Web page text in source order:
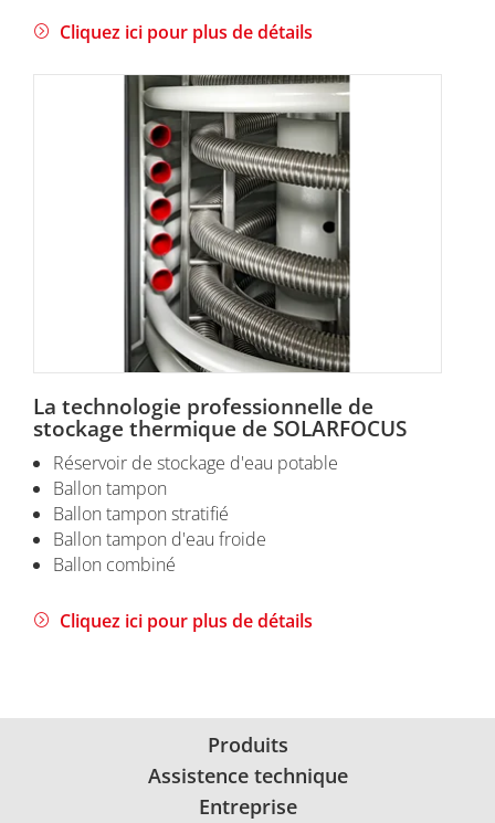
Cliquez ici pour plus de détails
La technologie professionnelle de
stockage thermique de SOLARFOCUS
Réservoir de stockage d'eau potable
Ballon tampon
Ballon tampon stratifié
Ballon tampon d'eau froide
Ballon combiné
Cliquez ici pour plus de détails
Produits
Assistence technique
Entreprise